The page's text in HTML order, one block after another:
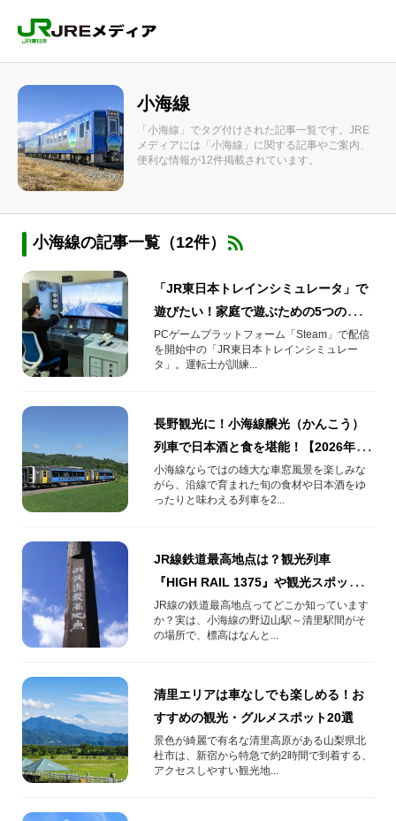
小海線
「小海線」でタグ付けされた記事一覧です。JRE
メディアには「小海線」に関する記事やご案内、
便利な情報が12件掲載されています。
小海線の記事一覧（12件）
「JR東日本トレインシミュレータ」で
遊びたい！家庭で遊ぶための5つの
STEP
PCゲームプラットフォーム「Steam」で配信
を開始中の「JR東日本トレインシミュレー
タ」。運転士が訓練...
長野観光に！小海線醸光（かんこう）
列車で日本酒と食を堪能！【2026年7
月25日(土)運行】
小海線ならではの雄大な車窓風景を楽しみな
がら、沿線で育まれた旬の食材や日本酒をゆ
ったりと味わえる列車を2...
JR線鉄道最高地点は？観光列車
『HIGH RAIL 1375』や観光スポット、
アクセス方法をご紹介
JR線の鉄道最高地点ってどこか知っています
か？実は、小海線の野辺山駅～清里駅間がそ
の場所で、標高はなんと...
清里エリアは車なしでも楽しめる！お
すすめの観光・グルメスポット20選
景色が綺麗で有名な清里高原がある山梨県北
杜市は、新宿から特急で約2時間で到着する、
アクセスしやすい観光地...